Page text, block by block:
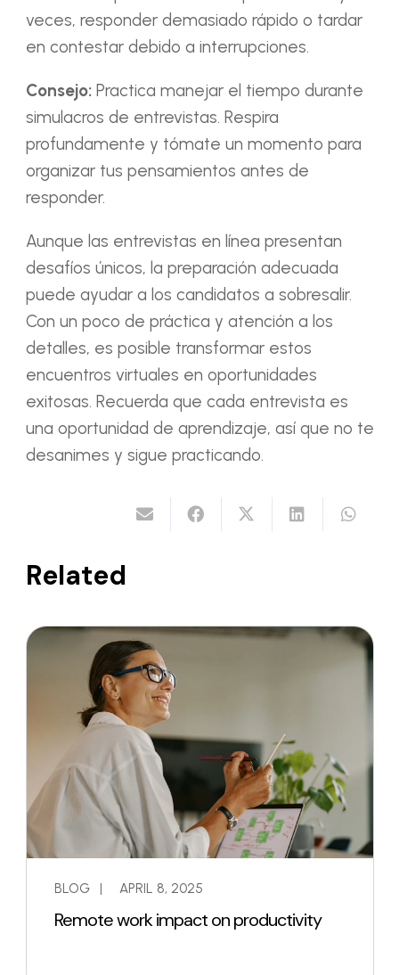
veces, responder demasiado rápido o tardar
en contestar debido a interrupciones.
Consejo:Practica manejar el tiempo durante
simulacros de entrevistas. Respira
profundamente y tómate un momento para
organizar tus pensamientos antes de
responder.
Aunque las entrevistas en línea presentan
desafíos únicos, la preparación adecuada
puede ayudar a los candidatos a sobresalir.
Con un poco de práctica y atención a los
detalles, es posible transformar estos
encuentros virtuales en oportunidades
exitosas. Recuerda que cada entrevista es
una oportunidad de aprendizaje, así que no te
desanimes y sigue practicando.
Related
BLOG | APRIL 8, 2025
Remote work impact on productivity